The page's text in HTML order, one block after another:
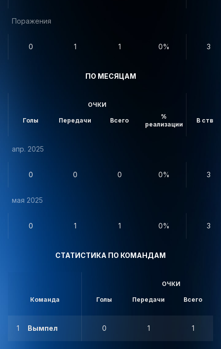
Поражения
0 1 1 0% 3
ПО МЕСЯЦАМ
ОЧКИ
Голы Передачи Всего
%
реализации
В створ
апр. 2025
0 0 0 0% 3
мая 2025
0 1 1 0% 3
СТАТИСТИКА ПО КОМАНДАМ
Команда
ОЧКИ
Голы Передачи Всего
1 Вымпел 0 1 1